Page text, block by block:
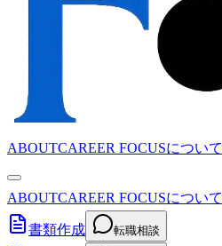
ABOUTCAREER FOCUSについて
ABOUTCAREER FOCUSについて
書類作成 転職相談